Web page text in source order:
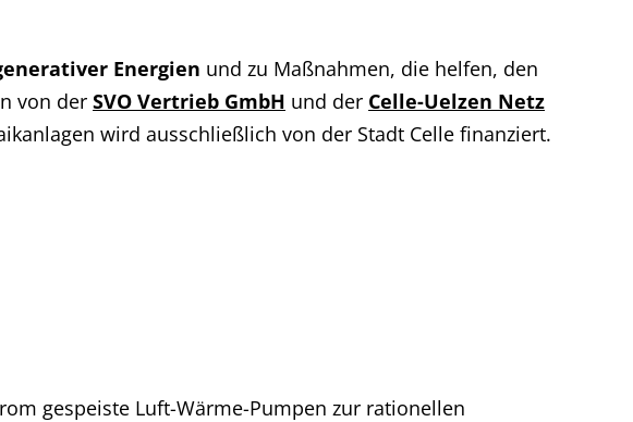
Energien und zu Maßnahmen, die helfen, den
von derSVO Vertrieb GmbH und der Celle-Uelzen Netz
wird ausschließlich von der Stadt Celle finanziert.
gespeiste Luft-Wärme-Pumpen zur rationellen